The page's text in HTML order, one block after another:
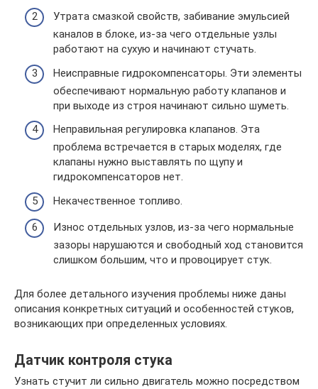
Утрата смазкой свойств, забивание эмульсией
каналов в блоке, из-за чего отдельные узлы
работают на сухую и начинают стучать.
Неисправные гидрокомпенсаторы. Эти элементы
обеспечивают нормальную работу клапанов и
при выходе из строя начинают сильно шуметь.
Неправильная регулировка клапанов. Эта
проблема встречается в старых моделях, где
клапаны нужно выставлять по щупу и
гидрокомпенсаторов нет.
Некачественное топливо.
Износ отдельных узлов, из-за чего нормальные
зазоры нарушаются и свободный ход становится
слишком большим, что и провоцирует стук.
Для более детального изучения проблемы ниже даны
описания конкретных ситуаций и особенностей стуков,
возникающих при определенных условиях.
Датчик контроля стука
Узнать стучит ли сильно двигатель можно посредством